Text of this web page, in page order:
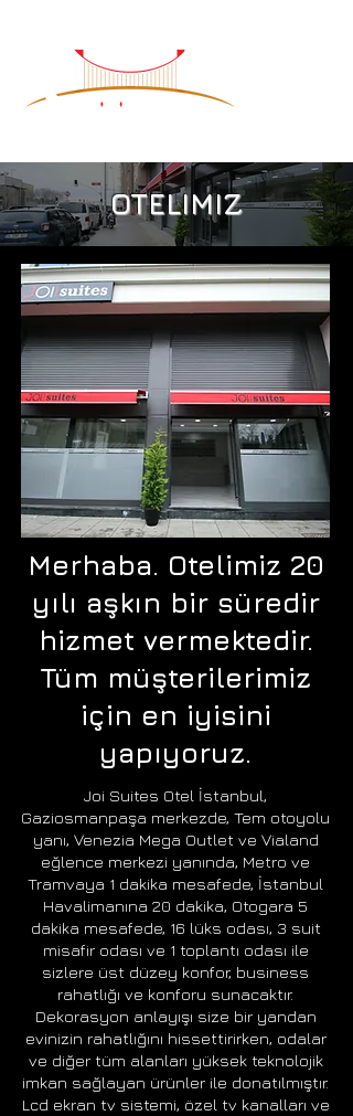
OTELIMIZ
Merhaba. Otelimiz 20
yılı aşkın bir süredir
hizmet vermektedir.
Tüm müşterilerimiz
için en iyisini
yapıyoruz.
Joi Suites Otel İstanbul,
Gaziosmanpaşa merkezde, Tem otoyolu
yanı, Venezia Mega Outlet ve Vialand
eğlence merkezi yanında, Metro ve
Tramvaya 1 dakika mesafede, İstanbul
Havalimanına 20 dakika, Otogara 5
dakika mesafede, 16 lüks odası, 3 suit
misafir odası ve 1 toplantı odası ile
sizlere üst düzey konfor, business
rahatlığı ve konforu sunacaktır.
Dekorasyon anlayışı size bir yandan
evinizin rahatlığını hissettirirken, odalar
ve diğer tüm alanları yüksek teknolojik
imkan sağlayan ürünler ile donatılmıştır.
Lcd ekran tv sistemi, özel tv kanalları ve